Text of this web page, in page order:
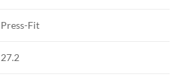
Press-Fit
27.2